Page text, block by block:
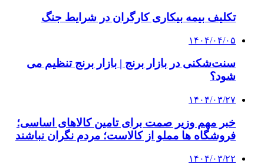
تکلیف بیمه بیکاری کارگران در شرایط جنگ
۱۴۰۴/۰۴/۰۵
سنت‌شکنی در بازار برنج | بازار برنج تنظیم می
شود؟
۱۴۰۴/۰۳/۲۷
خبر مهم وزیر صمت برای تامین کالاهای اساسی؛
فروشگاه ها مملو از کالاست؛ مردم نگران نباشند
۱۴۰۴/۰۳/۲۲